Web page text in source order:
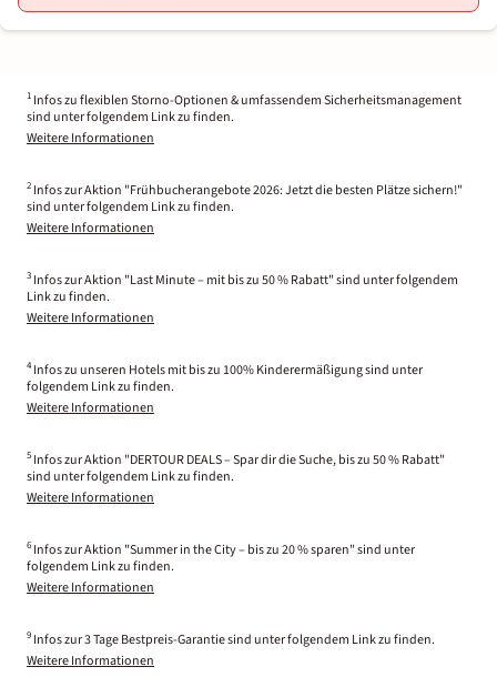
1 Infos zu flexiblen Storno-Optionen & umfassendem Sicherheitsmanagement
sind unter folgendem Link zu finden.
Weitere Informationen
2 Infos zur Aktion "Frühbucherangebote 2026: Jetzt die besten Plätze sichern!"
sind unter folgendem Link zu finden.
Weitere Informationen
3 Infos zur Aktion "Last Minute – mit bis zu 50 % Rabatt" sind unter folgendem
Link zu finden.
Weitere Informationen
4 Infos zu unseren Hotels mit bis zu 100% Kinderermäßigung sind unter
folgendem Link zu finden.
Weitere Informationen
5 Infos zur Aktion "DERTOUR DEALS – Spar dir die Suche, bis zu 50 % Rabatt"
sind unter folgendem Link zu finden.
Weitere Informationen
6 Infos zur Aktion "Summer in the City – bis zu 20 % sparen" sind unter
folgendem Link zu finden.
Weitere Informationen
9 Infos zur 3 Tage Bestpreis-Garantie sind unter folgendem Link zu finden.
Weitere Informationen